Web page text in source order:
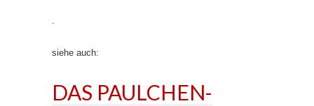
.
siehe auch:
DAS PAULCHEN-